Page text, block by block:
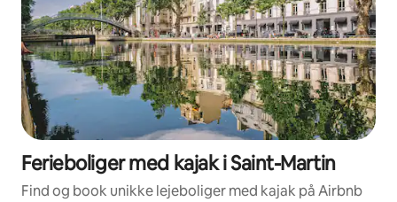
Ferieboliger med kajak i Saint-Martin
Find og book unikke lejeboliger med kajak på Airbnb